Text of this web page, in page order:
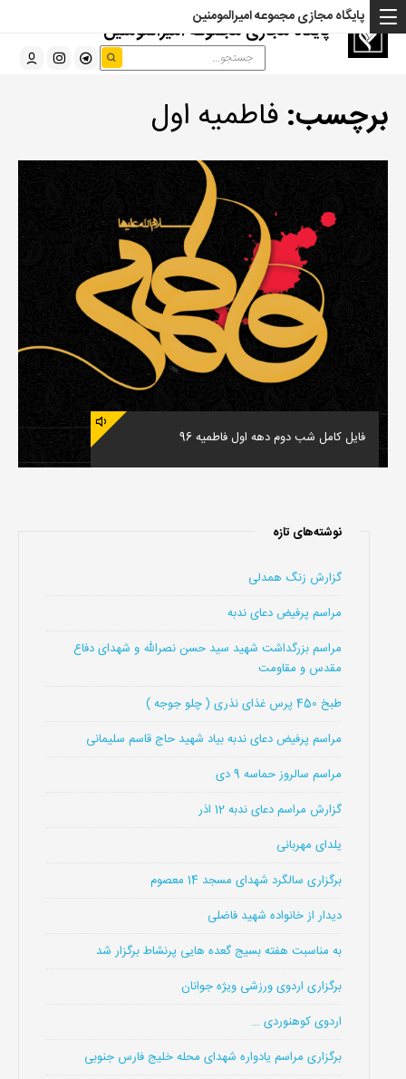
پایگاه مجازی مجموعه امیرالمومنین
پایگاه مجازی مجموعه امیرالمومنین
برچسب: فاطمیه اول
فایل کامل شب دوم دهه اول فاطمیه 96
نوشته‌های تازه
گزارش زنگ همدلی
مراسم پرفیض دعای ندبه
مراسم بزرگداشت شهید سید حسن نصرالله و شهدای دفاع
مقدس و مقاومت
طبخ 450 پرس غذای نذری ( چلو جوجه )
مراسم پرفیض دعای ندبه بیاد شهید حاج قاسم سلیمانی
مراسم سالروز حماسه 9 دی
گزارش مراسم دعای ندبه 12 اذر
یلدای مهربانی
برگزاری سالگرد شهدای مسجد 14 معصوم
دیدار از خانواده شهید فاضلی
به مناسبت هفته بسیج گعده هایی پرنشاط برگزار شد
برگزاری اردوی ورزشی ویژه جوانان
اردوی کوهنوردی …
برگزاری مراسم یادواره شهدای محله خلیج فارس جنوبی